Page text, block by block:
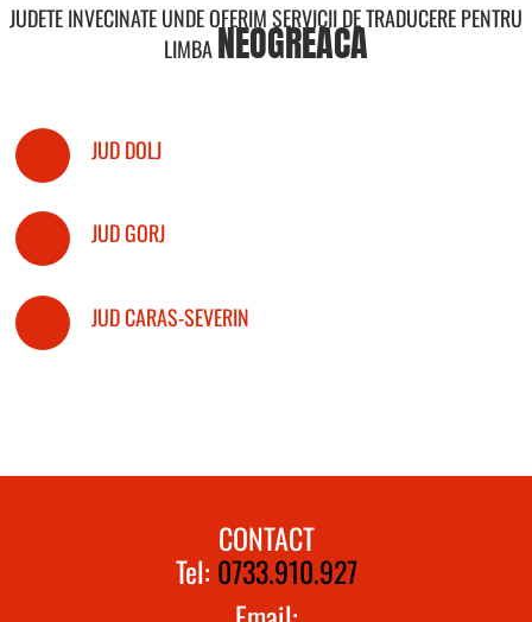
JUDETE INVECINATE UNDE OFERIM SERVICII DE TRADUCERE PENTRU
LIMBANEOGREACA
JUD DOLJ
JUD GORJ
JUD CARAS-SEVERIN
CONTACT
Tel: 0733.910.927